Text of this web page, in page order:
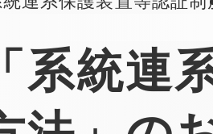
「系統連